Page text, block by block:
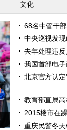
文化
68名中管干
中央巡视发
去年处理违
我国首部电
北京官方认
教育部直属
2015楼市在
重庆民警冬